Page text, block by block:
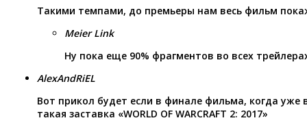
Такими темпами, до премьеры нам весь фильм
Meier Link
Ну пока еще 90% фрагментов во всех
AlexAndRiEL
Вот прикол будет если в финале фильма, когда уже
такая заставка «WORLD OF WARCRAFT 2: 2017»